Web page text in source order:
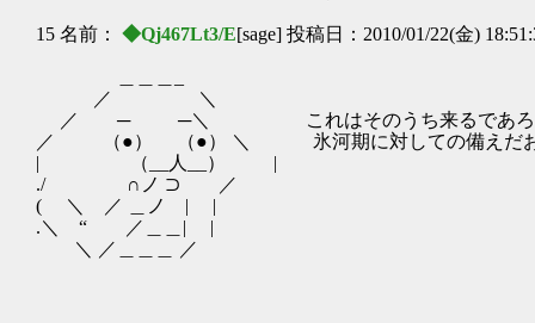
15 名前： ◆Qj467Lt3/E[sage] 投稿日：2010/01/22(金)
／ ＼
／ ─ ─＼ これはそのうち来るであろ
／ （●） （●） ＼ 氷河期に対しての備えだ
| （__人__） |
./ ∩ノ ⊃ ／
( ＼ ／ ＿ノ | |
.＼ “ ／＿＿| |
＼ ／＿＿＿ ／